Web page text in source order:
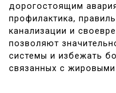
дорогостоящим
профилактика,
канализации и
позволяют
системы и избежать
связанных с жировыми